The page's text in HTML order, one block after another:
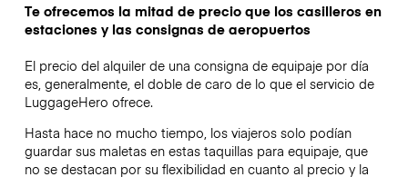
Te ofrecemos la mitad de precio que los casilleros en
estaciones y las consignas de aeropuertos
El precio del alquiler de una consigna de equipaje por día
es, generalmente, el doble de caro de lo que el servicio de
LuggageHero ofrece.
Hasta hace no mucho tiempo, los viajeros solo podían
guardar sus maletas en estas taquillas para equipaje, que
no se destacan por su flexibilidad en cuanto al precio y la